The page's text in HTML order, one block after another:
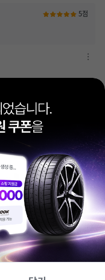
고
5점
차
하
기
열
기
단
하
기
/
신
고
하
기
열
기
5점
차
단
하
기
/